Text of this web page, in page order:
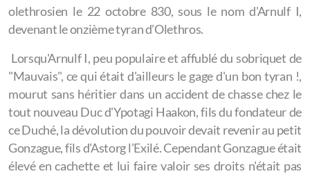
olethrosien le 22 octobre 830, sous le nom d'Arnulf I,
devenant le onzième tyran d'Olethros.
Lorsqu'Arnulf I, peu populaire et affublé du sobriquet de
"Mauvais", ce qui était d'ailleurs le gage d'un bon tyran !,
mourut sans héritier dans un accident de chasse chez le
tout nouveau Duc d'Ypotagi Haakon, fils du fondateur de
ce Duché, la dévolution du pouvoir devait revenir au petit
Gonzague, fils d'Astorg l'Exilé. Cependant Gonzague était
élevé en cachette et lui faire valoir ses droits n'était pas